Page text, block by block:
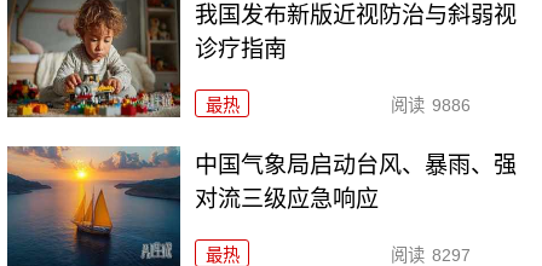
我国发布新版近视防治与斜弱视
诊疗指南
最热 阅读 9886
中国气象局启动台风、暴雨、强
对流三级应急响应
最热 阅读 8297